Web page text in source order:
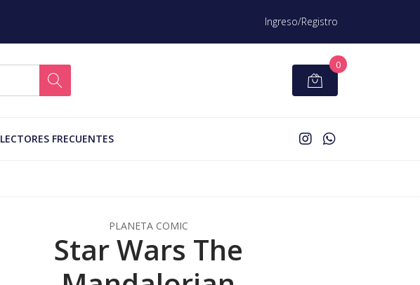
Ingreso/Registro
0
LECTORES FRECUENTES
PLANETA COMIC
Star Wars The